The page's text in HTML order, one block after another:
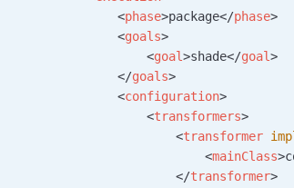
<phase>package</phase>
<goals>
<goal>shade</goal>
</goals>
<configuration>
<transformers>
<transformer
<mainClass>
</transformer>